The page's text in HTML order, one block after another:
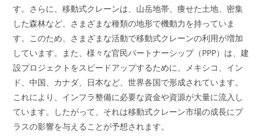
す。さらに、移動式クレーンは、山岳地帯、痩せた土地、密集
した森林など、さまざまな種類の地形で機動力を持っていま
す。このため、さまざまな活動で移動式クレーンの利用が増加
しています。また、様々な官民パートナーシップ（PPP）は、建
設プロジェクトをスピードアップするために、メキシコ、イン
ド、中国、カナダ、日本など、世界各国で形成されています。
これにより、インフラ整備に必要な資金や資源が大量に流入し
ています。したがって、それは移動式クレーン市場の成長にプ
ラスの影響を与えることが予想されます。